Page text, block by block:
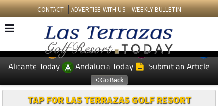
CONTACT ADVERTISE WITH US WEEKLY BULLETIN
EDITIONS: Spanish News Today
Murcia Today
Alicante Today
Andalucia Today Submit an Article
TAP FOR LAS TERRAZAS GOLF RESORT